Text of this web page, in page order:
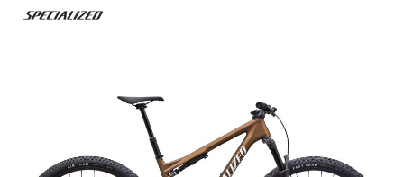
Bildergalerie überspringen